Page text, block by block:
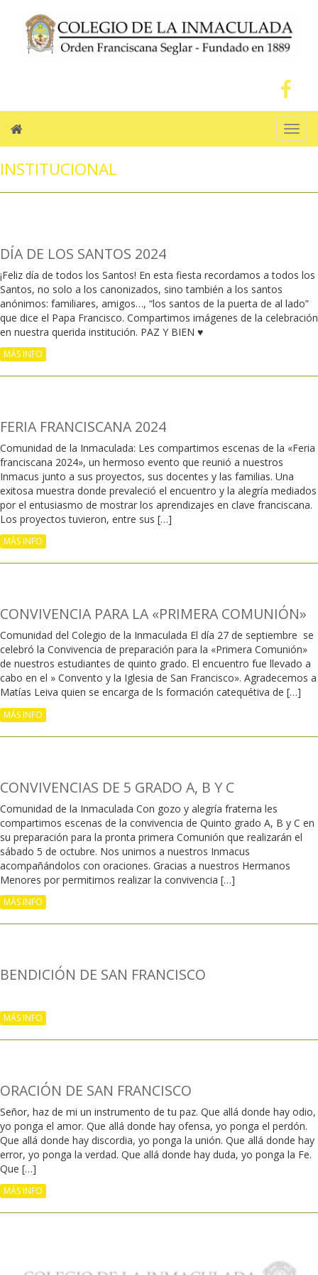
Menú
INSTITUCIONAL
DÍA DE LOS SANTOS 2024
¡Feliz día de todos los Santos! En esta fiesta recordamos a todos los
Santos, no solo a los canonizados, sino también a los santos
anónimos: familiares, amigos…, “los santos de la puerta de al lado”
que dice el Papa Francisco. Compartimos imágenes de la celebración
en nuestra querida institución. PAZ Y BIEN ♥
MÁS INFO
FERIA FRANCISCANA 2024
Comunidad de la Inmaculada: Les compartimos escenas de la «Feria
franciscana 2024», un hermoso evento que reunió a nuestros
Inmacus junto a sus proyectos, sus docentes y las familias. Una
exitosa muestra donde prevaleció el encuentro y la alegría mediados
por el entusiasmo de mostrar los aprendizajes en clave franciscana.
Los proyectos tuvieron, entre sus […]
MÁS INFO
CONVIVENCIA PARA LA «PRIMERA COMUNIÓN»
Comunidad del Colegio de la Inmaculada El día 27 de septiembre se
celebró la Convivencia de preparación para la «Primera Comunión»
de nuestros estudiantes de quinto grado. El encuentro fue llevado a
cabo en el » Convento y la Iglesia de San Francisco». Agradecemos a
Matías Leiva quien se encarga de ls formación catequétiva de […]
MÁS INFO
CONVIVENCIAS DE 5 GRADO A, B Y C
Comunidad de la Inmaculada Con gozo y alegría fraterna les
compartimos escenas de la convivencia de Quinto grado A, B y C en
su preparación para la pronta primera Comunión que realizarán el
sábado 5 de octubre. Nos unimos a nuestros Inmacus
acompañándolos con oraciones. Gracias a nuestros Hermanos
Menores por permitirnos realizar la convivencia […]
MÁS INFO
BENDICIÓN DE SAN FRANCISCO
MÁS INFO
ORACIÓN DE SAN FRANCISCO
Señor, haz de mi un instrumento de tu paz. Que allá donde hay odio,
yo ponga el amor. Que allá donde hay ofensa, yo ponga el perdón.
Que allá donde hay discordia, yo ponga la unión. Que allá donde hay
error, yo ponga la verdad. Que allá donde hay duda, yo ponga la Fe.
Que […]
MÁS INFO